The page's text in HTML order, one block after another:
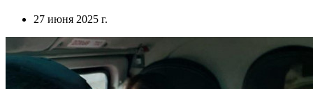
27 июня 2025 г.